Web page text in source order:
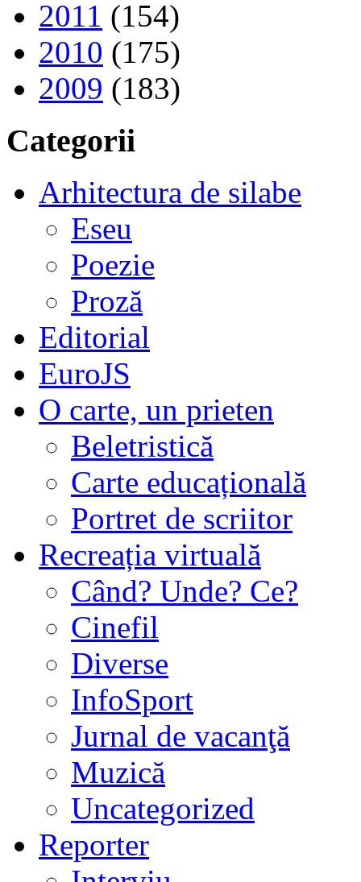
2011 (154)
2010 (175)
2009 (183)
Categorii
Arhitectura de silabe
Eseu
Poezie
Proză
Editorial
EuroJS
O carte, un prieten
Beletristică
Carte educațională
Portret de scriitor
Recreația virtuală
Când? Unde? Ce?
Cinefil
Diverse
InfoSport
Jurnal de vacanţă
Muzică
Uncategorized
Reporter